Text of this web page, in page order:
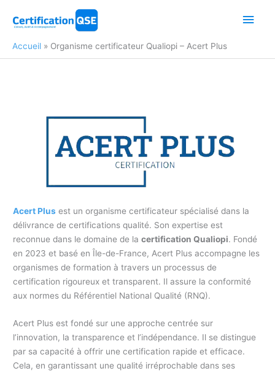
Accueil Organisme certificateur Qualiopi – Acert Plus
Acert Plus est un organisme certificateur spécialisé dans la
délivrance de certifications qualité. Son expertise est
reconnue dans le domaine de lacertification Qualiopi. Fondé
en 2023 et basé en Île-de-France, Acert Plus accompagne les
organismes de formation à travers un processus de
certification rigoureux et transparent. Il assure la conformité
aux normes du Référentiel National Qualité (RNQ).
Acert Plus est fondé sur une approche centrée sur
l’innovation, la transparence et l’indépendance. Il se distingue
par sa capacité à offrir une certification rapide et efficace.
Cela, en garantissant une qualité irréprochable dans ses